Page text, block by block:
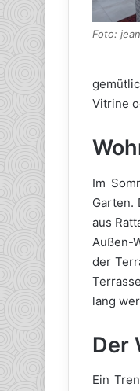
Foto:
Vitrine
Im
Garten.
aus
Außen-
der
lang
Der
Ein